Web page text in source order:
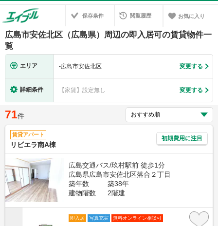
保存条件 閲覧履歴 お気に入り
広島市安佐北区（広島県）周辺の即入居可の賃貸物件一
覧
エリア -広島市安佐北区 変更する
詳細条件 【家賃】設定無し 変更する
71件
賃貸アパート
リビエラ南A棟
初期費用に注目
広島交通バス/玖村駅前 徒歩1分
広島県広島市安佐北区落合２丁目
築年数
築38年
建物階数
2階建
即入居 写真充実 無料オンライン相談可